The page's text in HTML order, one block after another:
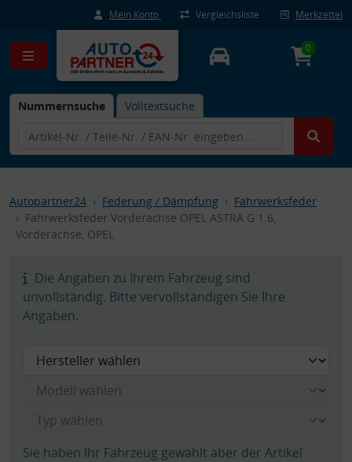
Mein Konto Vergleichsliste Merkzettel
Nummernsuche Volltextsuche
0
Autopartner24 Federung / Dämpfung
Fahrwerksfeder
Fahrwerksfeder Vorderachse OPEL ASTRA G 1.6,
Vorderachse, OPEL
Die Angaben zu Ihrem Fahrzeug sind
unvollständig. Bitte vervollständigen Sie Ihre
Angaben.
Sie haben Ihr Fahrzeug gewählt aber der Artikel